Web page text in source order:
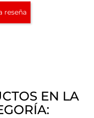
reseña
EN LA